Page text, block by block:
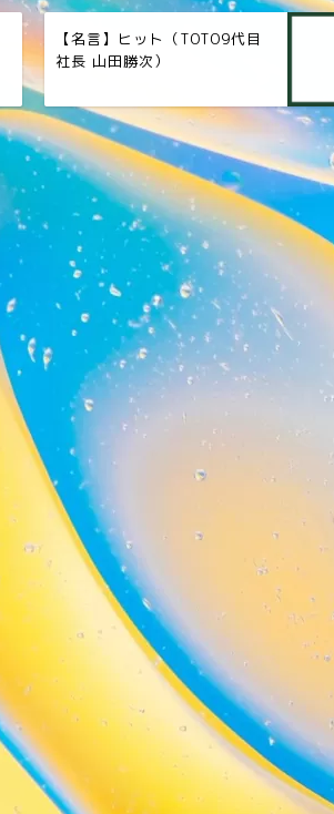
【名言】ヒット（TOTO9代目
社長 山田勝次）